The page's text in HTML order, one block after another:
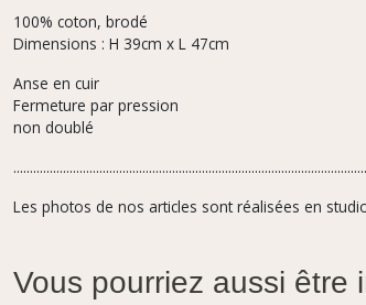
100% coton, brodé
Dimensions : H 39cm x L 47cm
Anse en cuir
Fermeture par pression
non doublé
Les photos de nos articles sont réalisées en
Vous pourriez aussi être